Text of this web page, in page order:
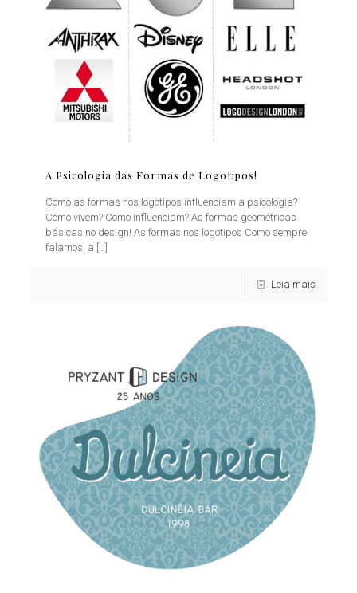
A Psicologia das Formas de Logotipos!
Como as formas nos logotipos influenciam a psicologia?
Como vivem? Como influenciam? As formas geométricas
básicas no design! As formas nos logotipos Como sempre
falamos, a […]
Leia mais